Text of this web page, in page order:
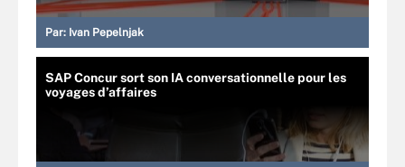
Par: Ivan Pepelnjak
SAP Concur sort son IA conversationnelle pour les
voyages d’affaires